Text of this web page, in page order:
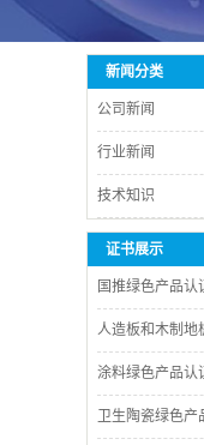
新闻分类
公司新闻
行业新闻
技术知识
证书展示
国推绿色产品认
人造板和木制地
涂料绿色产品认
卫生陶瓷绿色产